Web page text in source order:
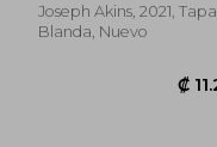
Joseph Akins, 2021, Tapa
Blanda, Nuevo